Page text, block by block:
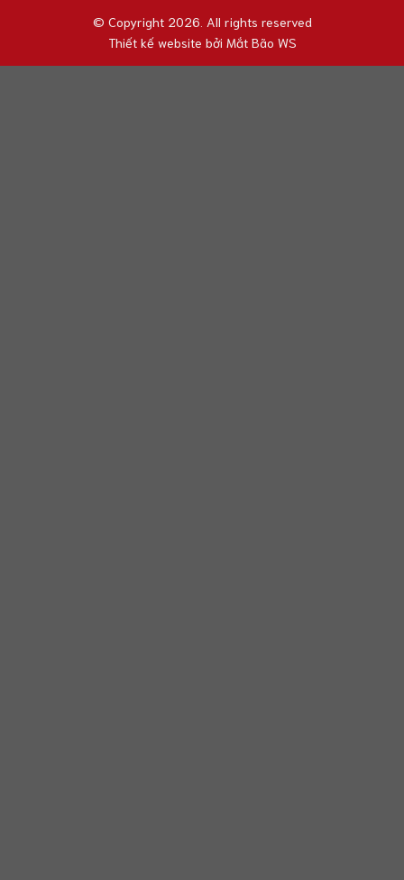
© Copyright 2026. All rights reserved
Thiết kế website bởi Mắt Bão WS